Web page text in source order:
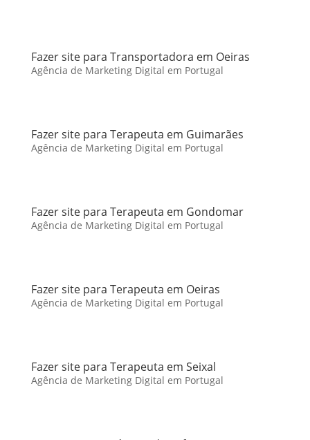
Fazer site para Transportadora em Oeiras
Agência de Marketing Digital em Portugal
Fazer site para Terapeuta em Guimarães
Agência de Marketing Digital em Portugal
Fazer site para Terapeuta em Gondomar
Agência de Marketing Digital em Portugal
Fazer site para Terapeuta em Oeiras
Agência de Marketing Digital em Portugal
Fazer site para Terapeuta em Seixal
Agência de Marketing Digital em Portugal